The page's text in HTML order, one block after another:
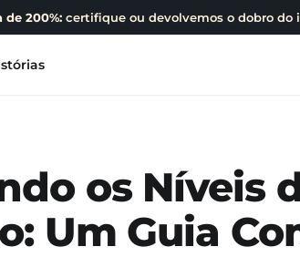
de 200%: certifique ou devolvemos o dobro do
os Níveis
Um Guia